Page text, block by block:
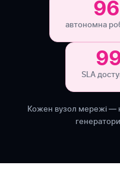
автономна
SLA
Кожен вузол мережі —
генератори